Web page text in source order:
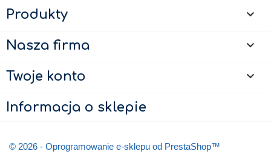
Produkty 
Nasza firma 
Twoje konto 
Informacja o sklepie
© 2026 - Oprogramowanie e-sklepu od PrestaShop™